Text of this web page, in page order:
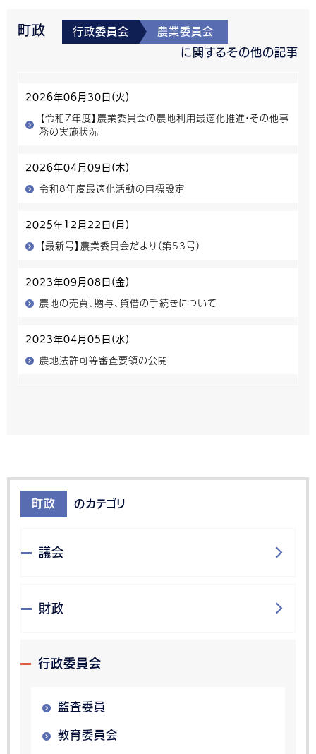
町政 行政委員会 農業委員会
に関するその他の記事
2026年06月30日(火)
【令和7年度】農業委員会の農地利用最適化推進・その他事
務の実施状況
2026年04月09日(木)
令和8年度最適化活動の目標設定
2025年12月22日(月)
【最新号】農業委員会だより（第53号）
2023年09月08日(金)
農地の売買、贈与、貸借の手続きについて
2023年04月05日(水)
農地法許可等審査要領の公開
町政 のカテゴリ
議会
財政
行政委員会
監査委員
教育委員会